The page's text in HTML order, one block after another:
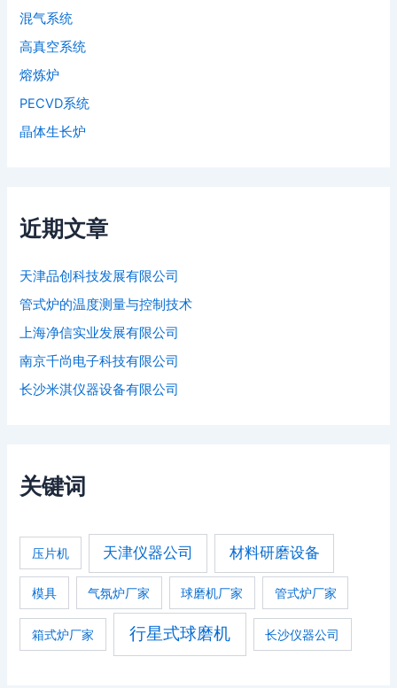
混气系统
高真空系统
熔炼炉
PECVD系统
晶体生长炉
近期文章
天津品创科技发展有限公司
管式炉的温度测量与控制技术
上海净信实业发展有限公司
南京千尚电子科技有限公司
长沙米淇仪器设备有限公司
关键词
压片机 天津仪器公司 材料研磨设备
模具 气氛炉厂家 球磨机厂家 管式炉厂家
箱式炉厂家 行星式球磨机 长沙仪器公司